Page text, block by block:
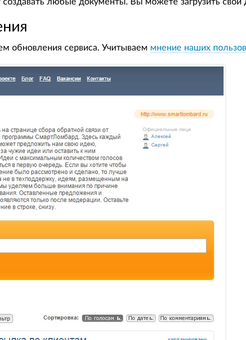
создавать любые документы. Вы можете загрузить
обновления сервиса. Учитываем мнение наших